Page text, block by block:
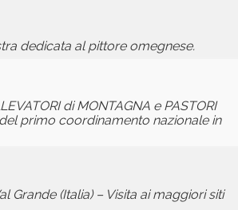
dedicata al pittore omegnese.
di MONTAGNA e PASTORI
primo coordinamento nazionale in
Grande (Italia) – Visita ai maggiori siti